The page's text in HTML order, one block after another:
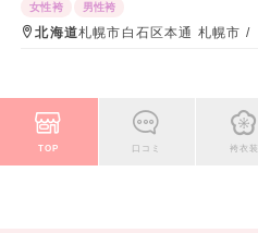
女性袴 男性袴
北海道札幌市白石区本通 札幌市 /
TOP 口コミ 袴衣装